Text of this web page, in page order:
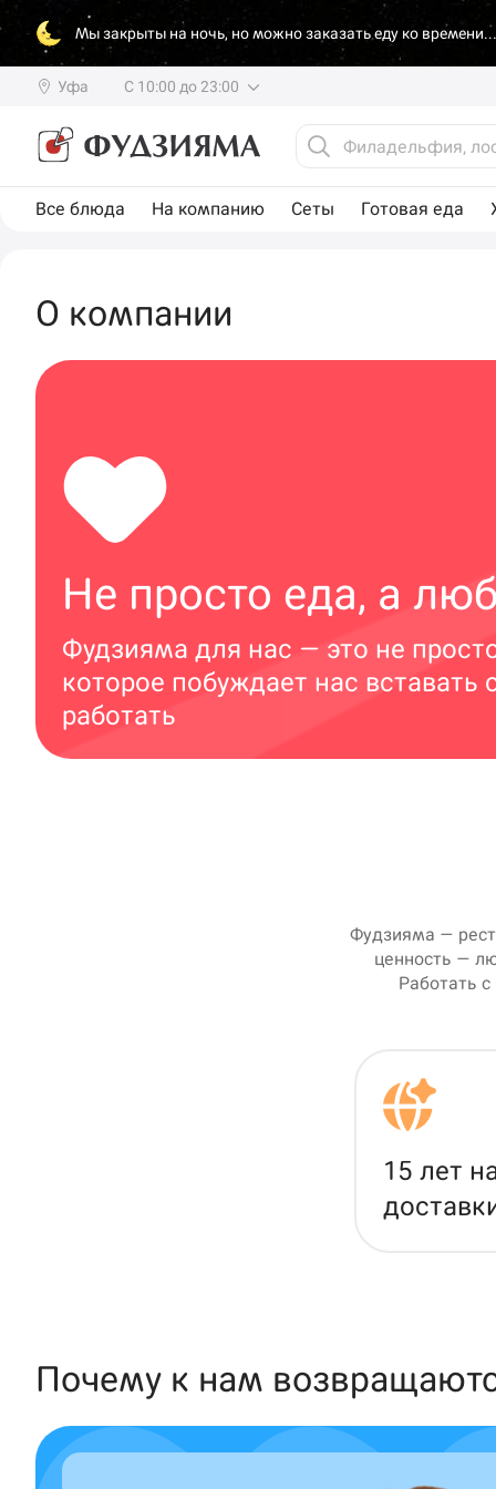
Мы закрыты на ночь, но можно заказать еду ко времени...
Уфа С 10:00 до 23:00
Все блюда На компанию Сеты Готовая еда
О компании
Не просто еда, а
Фудзияма для нас — это не
которое побуждает нас
работать
Фудзияма —
ценность —
Работать
15 лет
Почему к нам